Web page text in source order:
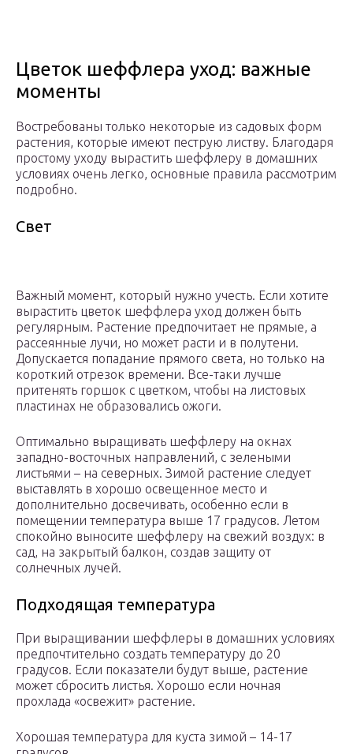
Цветок шеффлера уход: важные
моменты
Востребованы только некоторые из садовых форм
растения, которые имеют пеструю листву. Благодаря
простому уходу вырастить шеффлеру в домашних
условиях очень легко, основные правила рассмотрим
подробно.
Свет
Важный момент, который нужно учесть. Если хотите
вырастить цветок шеффлера уход должен быть
регулярным. Растение предпочитает не прямые, а
рассеянные лучи, но может расти и в полутени.
Допускается попадание прямого света, но только на
короткий отрезок времени. Все-таки лучше
притенять горшок с цветком, чтобы на листовых
пластинах не образовались ожоги.
Оптимально выращивать шеффлеру на окнах
западно-восточных направлений, с зелеными
листьями – на северных. Зимой растение следует
выставлять в хорошо освещенное место и
дополнительно досвечивать, особенно если в
помещении температура выше 17 градусов. Летом
спокойно выносите шеффлеру на свежий воздух: в
сад, на закрытый балкон, создав защиту от
солнечных лучей.
Подходящая температура
При выращивании шеффлеры в домашних условиях
предпочтительно создать температуру до 20
градусов. Если показатели будут выше, растение
может сбросить листья. Хорошо если ночная
прохлада «освежит» растение.
Хорошая температура для куста зимой – 14-17